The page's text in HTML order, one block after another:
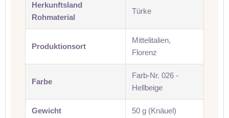
Herkunftsland
Rohmaterial
Türke
Produktionsort
Mittelitalien,
Florenz
Farbe
Farb-Nr. 026 -
Hellbeige
Gewicht 50 g (Knäuel)